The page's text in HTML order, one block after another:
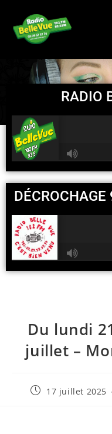
RADIO
R
A
S
T
N
E
R
Du lundi
juillet –
17 juillet 2025